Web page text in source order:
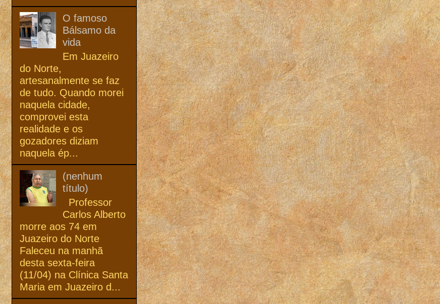
O famoso
Bálsamo da
vida
Em Juazeiro
do Norte,
artesanalmente se faz
de tudo. Quando morei
naquela cidade,
comprovei esta
realidade e os
gozadores diziam
naquela ép...
(nenhum
título)
Professor
Carlos Alberto
morre aos 74 em
Juazeiro do Norte
Faleceu na manhã
desta sexta-feira
(11/04) na Clínica Santa
Maria em Juazeiro d...